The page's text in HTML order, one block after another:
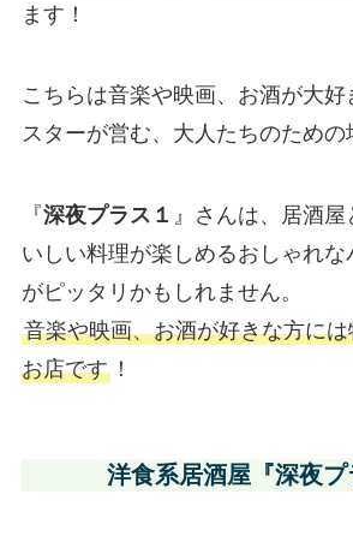
ます！
こちらは音楽や映画、お酒が大
スターが営む、大人たちのための
『深夜プラス１ 』さんは、居酒
いしい料理が楽しめるおしゃれ
がピッタリかもしれません。
音楽や映画、お酒が好きな方に
お店です！
洋食系居酒屋『深夜プ